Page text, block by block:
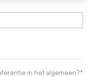
in het algemeen?*